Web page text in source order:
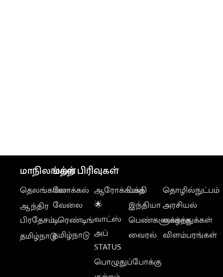
மாநிலங்கள்
தெலங்கானா
ஆந்திர
பிரதேசம்
தமிழ்நாடு
மற்ற பிரிவுகள்
லோக்கல்
வேலை
டிரெண்டிங்
தமிழ்நாடு
ஆரோக்கியம்
🌟
வாட்ஸ்
அப்
STATUS
பொழுதுப்போக்கு
பக்தி
இந்தியா
பெண்களுக்காக
வைரல்
தொழில்நுட்பம்
அரசியல்
வாழ்த்துக்கள்
விளம்பரங்கள்